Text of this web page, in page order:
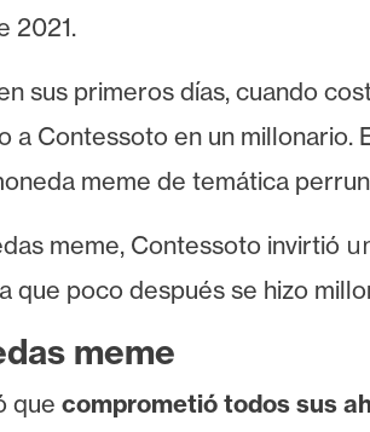
2021.
sus primeros días, cuando
a Contessoto en un
meme de temática
meme, Contessoto invirtió
que poco después se hizo
meme
que comprometió todos sus